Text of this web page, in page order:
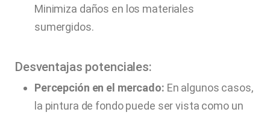
Minimiza daños en los materiales
sumergidos.
Desventajas potenciales:
Percepción en el mercado: En algunos casos,
la pintura de fondo puede ser vista como un